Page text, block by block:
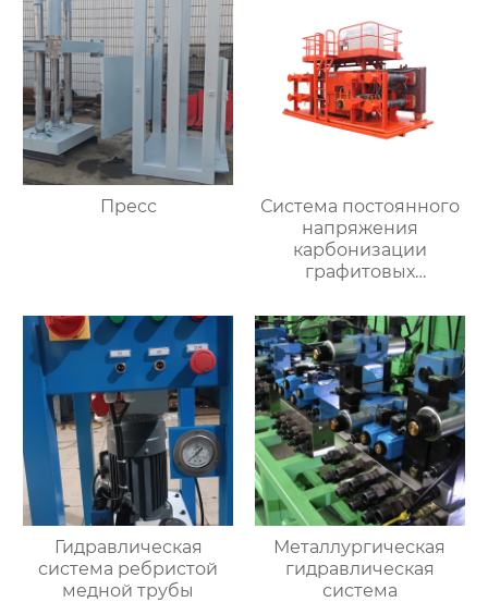
Пресс
Система постоянного
напряжения
карбонизации
графитовых
Гидравлическая
система ребристой
медной трубы
Металлургическая
гидравлическая
система